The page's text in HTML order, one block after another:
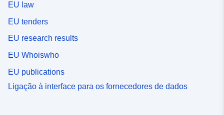
EU law
EU tenders
EU research results
EU Whoiswho
EU publications
Ligação à interface para os fornecedores de dados